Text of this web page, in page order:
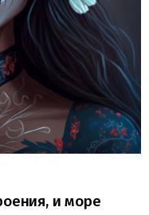
и море